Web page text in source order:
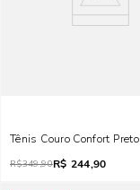
Tênis Couro Confort Preto
R$349,90R$ 244,90